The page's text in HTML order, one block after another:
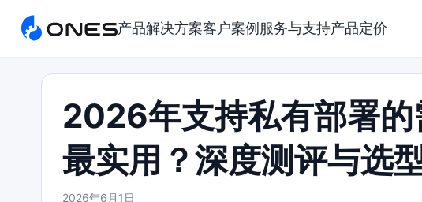
产品解决方案客户案例 服务与支持产品定价
2026年支持私有部署
最实用？深度测评与选
2026年6月1日